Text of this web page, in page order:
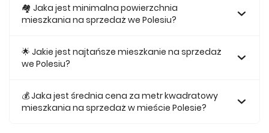
we Polesiu.
🏘 Jaka jest minimalna powierzchnia
mieszkania na sprzedaż we Polesiu?
jest 29,1.
🌟 Jakie jest najtańsze mieszkanie na sprzedaż
we Polesiu?
ofercie kosztuje 301 599 zł.
💰 Jaka jest średnia cena za metr kwadratowy
mieszkania na sprzedaż w mieście Polesie?